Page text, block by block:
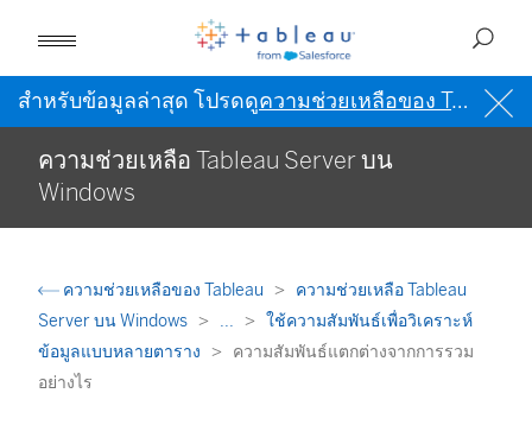
สำหรับข้อมูลล่าสุด โปรดดูความช่วยเหลือของ Tableau เป็นภาษาอังกฤษ (สหรัฐอเมริกา)
ความช่วยเหลือ Tableau Server บน
Windows
ความช่วยเหลือของ Tableau
ความช่วยเหลือ Tableau
Server บน Windows
...
ใช้ความสัมพันธ์เพื่อวิเคราะห์
ข้อมูลแบบหลายตาราง
ความสัมพันธ์แตกต่างจากการรวม
อย่างไร